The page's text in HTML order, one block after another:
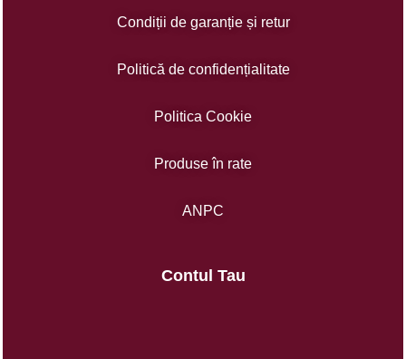
Condiții de garanție și retur
Politică de confidențialitate
Politica Cookie
Produse în rate
ANPC
Contul Tau